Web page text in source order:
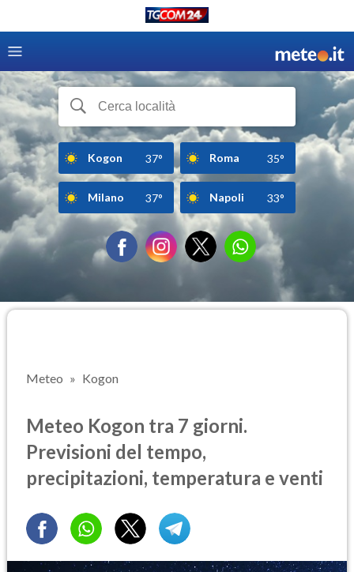
Kogon 37° Roma 35°
Milano 37° Napoli 33°
Meteo Kogon
Meteo Kogon tra 7 giorni.
Previsioni del tempo,
precipitazioni, temperatura e venti